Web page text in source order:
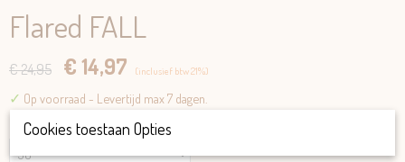
Flared FALL
€ 24,95 € 14,97 (inclusief btw 21%)
✓ Op voorraad - Levertijd max 7 dagen.
MaatCookies toestaan Opties